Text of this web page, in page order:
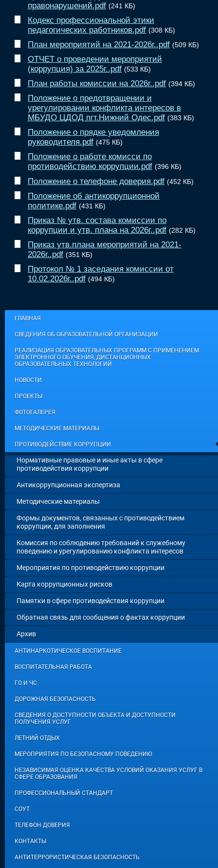
правонарушений.pdf (241 КБ)
Кодекс профессиональной этики
педагогических работников.pdf (308 КБ)
План мероприятий на 2021-2026г..pdf (509 КБ)
ОТЧЕТ о проведении мероприятий
(коррупция) за 2025г..pdf (533 КБ)
План работы комиссии на 2026г..pdf (394 КБ)
Положение о предотвращении и
урегулировании конфликта интересов в
МБУДО ЦДОД пгт.Нижний Одес.pdf (383 КБ)
Положение о прядке уведомления
руководителя.pdf (475 КБ)
Положение о работе комисси по
противодействию коррупции.pdf (396 КБ)
Положение о телефоне доверия.pdf (452 КБ)
Положение об антикоррупционной
политике.pdf (431 КБ)
Приказ № утв. состава комиссии по
коррупции и утв. плана на 2026г..pdf (282 КБ)
Приказ утв.плана мероприятий на 2021-
2026г..pdf (351 КБ)
Протокол № 1 заседания комиссии от
10.02.2026г..pdf (494 КБ)
ГЛАВНАЯ
СВЕДЕНИЯ ОБ ОБРАЗОВАТЕЛЬНОЙ ОРГАНИЗАЦИИ
РЕАЛИЗАЦИЯ ОБРАЗОВАТЕЛЬНЫХ ПРОГРАММ С ПРИМЕНЕНИЕМ
ЭЛЕКТРОННОГО ОБУЧЕНИЯ, ДИСТАНЦИОННЫХ
ОБРАЗОВАТЕЛЬНЫХ ТЕХНОЛОГИЙ
НОВОСТИ
ПРОЕКТЫ
ФОТОГАЛЕРЕЯ
МЕТОДИЧЕСКИЕ МАТЕРИАЛЫ
ПРОТИВОДЕЙСТВИЕ КОРРУПЦИИ
Нормативные правовые и иные акты в сфере
противодействия коррупции
Антикоррупционная экспертиза
Методические материалы
Формы документов, связанных с противодействием
коррупции, для заполнения
Комиссия по соблюдению требований к служебному
поведению и урегулированию конфликта интересов
Мероприятия по противодействию коррупции
Карта коррупционных рисков
Памятки в сфере противодействия коррупции
Обратная связь для сообщения о фактах коррупции
Архив
АНТИНАРКОТИЧЕСКОЕ ВОСПИТАНИЕ
ВОСПИТАТЕЛЬНАЯ РАБОТА
ГО И ЧС
ДОРОЖНАЯ БЕЗОПАСНОСТЬ
СВЕДЕНИЯ О ДОСТУПНОСТИ ОБЪЕКТА И ДОСТУПНОСТИ
ПОЛУЧЕНИЯ УСЛУГ
ЛЕТНИЙ ОТДЫХ
МЕРОПРИЯТИЯ ПО БЕЗОПАСНОМУ ПОВЕДЕНИЮ
НЕЗАВИСИМАЯ ОЦЕНКА КАЧЕСТВА УСЛОВИЙ ОКАЗАНИЯ УСЛУГ В
СФЕРЕ ОБРАЗОВАНИЯ
ПРОФЕССИОНАЛЬНЫЙ СТАНДАРТ
СОУТ
ТЕЛЕФОН ДОВЕРИЯ
КОНТАКТЫ
АНТИТЕРРОРИСТИЧЕСКАЯ БЕЗОПАСНОСТЬ